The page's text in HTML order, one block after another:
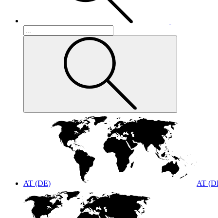
AT (DE) AT